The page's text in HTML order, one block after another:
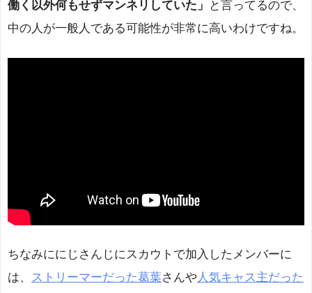
働く以外何もせずマンネリしていた」
と言ってるので、
中の人が一般人である可能性が非常に高いわけですね。
ちなみににじさんじにスカウトで加入したメンバーに
は、 ストリーマーだった葛葉さんや人気キャス主だった